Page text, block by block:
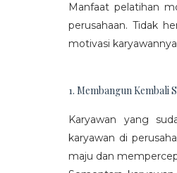
Manfaat pelatihan
perusahaan. Tidak
motivasi
1. Membangun Kembali
Karyawan yang
karyawan di
maju dan